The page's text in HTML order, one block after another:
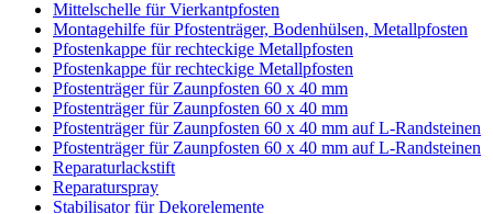
Mittelschelle für Vierkantpfosten
Montagehilfe für Pfostenträger, Bodenhülsen, Metallpfosten
Pfostenkappe für rechteckige Metallpfosten
Pfostenkappe für rechteckige Metallpfosten
Pfostenträger für Zaunpfosten 60 x 40 mm
Pfostenträger für Zaunpfosten 60 x 40 mm
Pfostenträger für Zaunpfosten 60 x 40 mm auf L-Randsteinen
Pfostenträger für Zaunpfosten 60 x 40 mm auf L-Randsteinen
Reparaturlackstift
Reparaturspray
Stabilisator für Dekorelemente